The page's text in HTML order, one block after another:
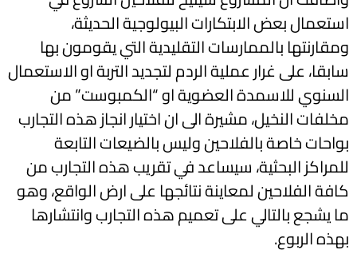
استعمال بعض الابتكارات البيولوجية الحديثة،
ومقارنتها بالممارسات التقليدية التي يقومون بها
سابقا، على غرار عملية الردم لتجديد التربة او الاستعمال
السنوي للاسمدة العضوية او “الكمبوست” من
مخلفات النخيل، مشيرة الى ان اختيار انجاز هذه التجارب
بواحات خاصة بالفلاحين وليس بالضيعات التابعة
للمراكز البحثية، سيساعد في تقريب هذه التجارب من
كافة الفلاحين لمعاينة نتائجها على ارض الواقع، وهو
ما يشجع بالتالي على تعميم هذه التجارب وانتشارها
بهذه الربوع.